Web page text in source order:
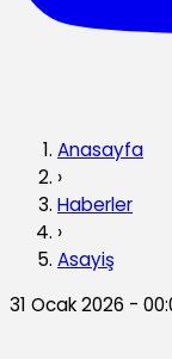
Anasayfa
›
Haberler
›
Asayiş
31 Ocak 2026 -